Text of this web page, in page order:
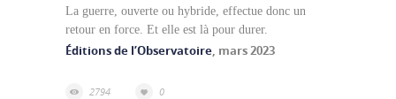
La guerre, ouverte ou hybride, effectue donc un
retour en force. Et elle est là pour durer.
Éditions de l’Observatoire, mars 2023
2794 0